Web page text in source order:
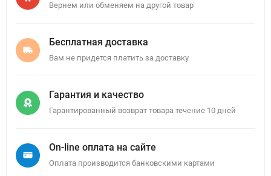
Вернем или обменяем на другой товар
Бесплатная доставка
Вам не придется платить за доставку
Гарантия и качество
Гарантированный возврат товара течение 10 дней
On-line оплата на сайте
Оплата производится банковскими картами